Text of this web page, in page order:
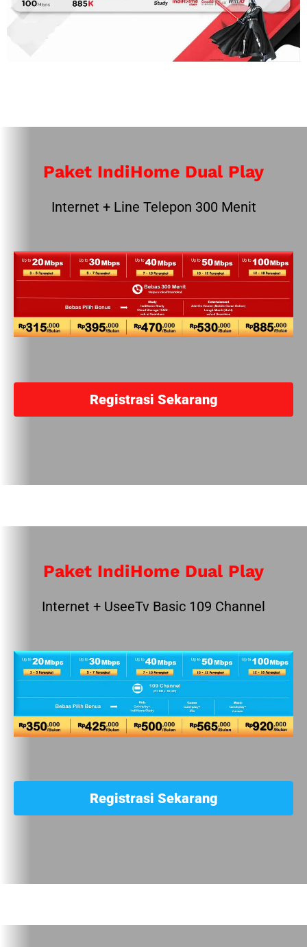
Paket IndiHome Dual Play
Internet + Line Telepon 300 Menit
Registrasi Sekarang
Paket IndiHome Dual Play
Internet + UseeTv Basic 109 Channel
Registrasi Sekarang